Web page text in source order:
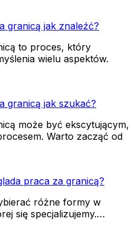
granicą jak znaleźć?
to proces, który
wielu aspektów.
granicą jak szukać?
może być ekscytującym,
Warto zacząć od
praca za granicą?
różne formy w
się specjalizujemy.…